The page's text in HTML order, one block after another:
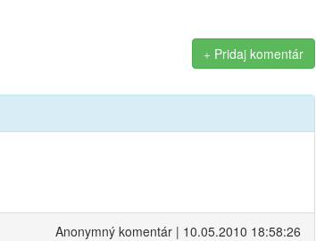
Pridaj komentár
Anonymný komentár | 10.05.2010 18:58:26